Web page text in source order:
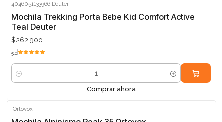
4046051133966 Deuter
Mochila Trekking Porta Bebe Kid Comfort Active
Teal Deuter
$262.900
5.0
Cantidad
Comprar ahora
|Ortovox